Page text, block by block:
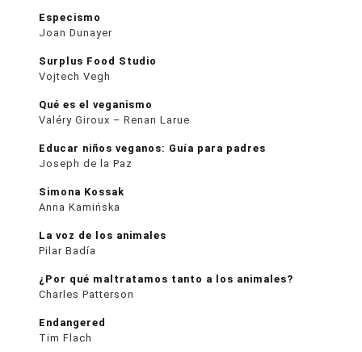
Especismo
Joan Dunayer
Surplus Food Studio
Vojtech Vegh
Qué es el veganismo
Valéry Giroux – Renan Larue
Educar niños veganos: Guía para padres
Joseph de la Paz
Simona Kossak
Anna Kamińska
La voz de los animales
Pilar Badía
¿Por qué maltratamos tanto a los animales?
Charles Patterson
Endangered
Tim Flach